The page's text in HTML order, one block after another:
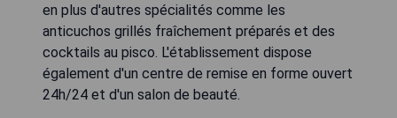
en plus d'autres spécialités comme les
anticuchos grillés fraîchement préparés et des
cocktails au pisco. L'établissement dispose
également d'un centre de remise en forme ouvert
24h/24 et d'un salon de beauté.